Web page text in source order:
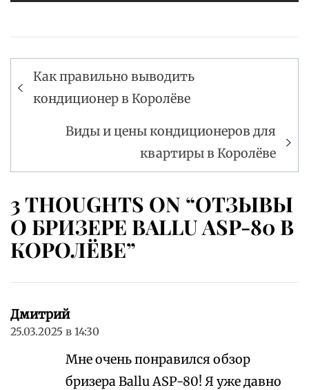
Навигация
по
записям
Как правильно выводить
кондиционер в Королёве
Виды и цены кондиционеров для
квартиры в Королёве
3 THOUGHTS ON “ОТЗЫВЫ
О БРИЗЕРЕ BALLU ASP-80 В
КОРОЛЁВЕ”
Дмитрий
25.03.2025 в 14:30
Мне очень понравился обзор
бризера Ballu ASP-80! Я уже давно